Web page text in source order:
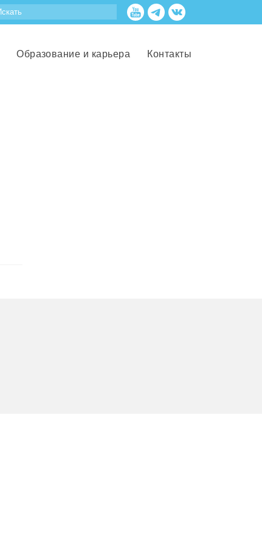
Образование и карьера Контакты